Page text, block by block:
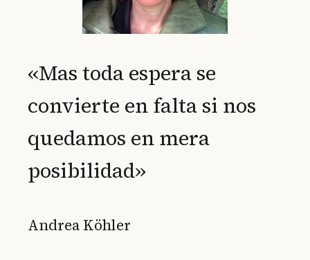
«Mas toda espera se
convierte en falta si nos
quedamos en mera
posibilidad»
Andrea Köhler